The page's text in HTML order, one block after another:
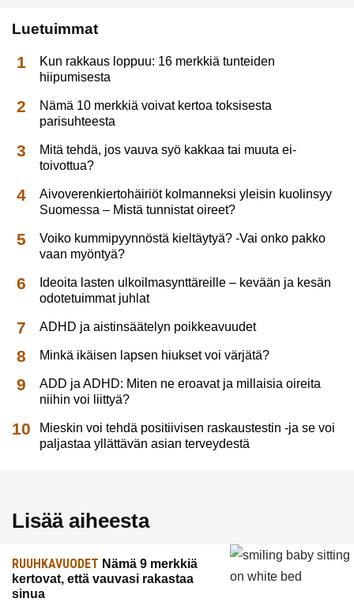
Luetuimmat
Kun rakkaus loppuu: 16 merkkiä tunteiden
hiipumisesta
Nämä 10 merkkiä voivat kertoa toksisesta
parisuhteesta
Mitä tehdä, jos vauva syö kakkaa tai muuta ei-
toivottua?
Aivoverenkiertohäiriöt kolmanneksi yleisin kuolinsyy
Suomessa – Mistä tunnistat oireet?
Voiko kummipyynnöstä kieltäytyä? -Vai onko pakko
vaan myöntyä?
Ideoita lasten ulkoilmasynttäreille – kevään ja kesän
odotetuimmat juhlat
ADHD ja aistinsäätelyn poikkeavuudet
Minkä ikäisen lapsen hiukset voi värjätä?
ADD ja ADHD: Miten ne eroavat ja millaisia oireita
niihin voi liittyä?
Mieskin voi tehdä positiivisen raskaustestin -ja se voi
paljastaa yllättävän asian terveydestä
Lisää aiheesta
RUUHKAVUODET Nämä 9 merkkiä
kertovat, että vauvasi rakastaa
sinua